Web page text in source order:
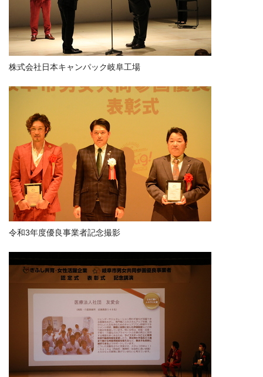
株式会社日本キャンパック岐阜工場
令和3年度優良事業者記念撮影